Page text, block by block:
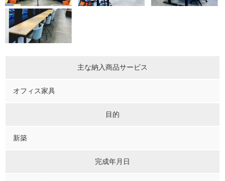
主な納入商品サービス
オフィス家具
目的
新築
完成年月日